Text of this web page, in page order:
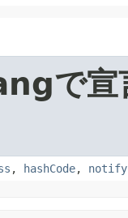
で宣
, hashCode, notify